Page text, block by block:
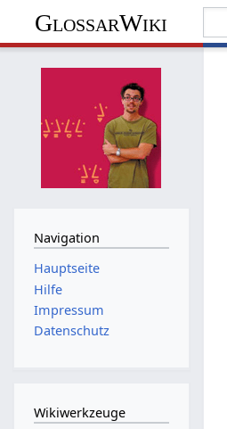
GlossarWiki
Navigation
Hauptseite
Hilfe
Impressum
Datenschutz
Wikiwerkzeuge